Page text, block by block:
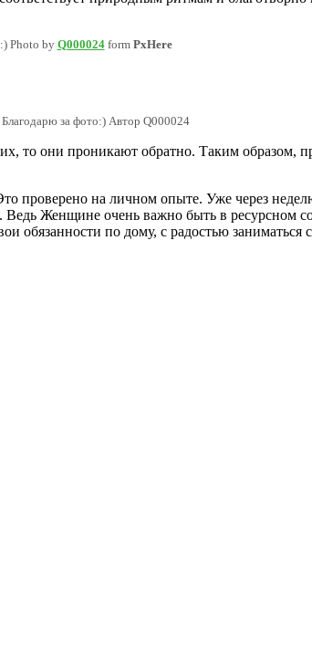
Photo by Q000024 form PxHere
за фото:) Автор Q000024
то они проникают обратно. Таким образом,
проверено на личном опыте. Уже через
Женщине очень важно быть в ресурсном
по дому, с радостью заниматься